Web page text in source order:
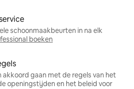
schoonmaakbeurten in na elk
boeken
akkoord gaan met de regels van het
openingstijden en het beleid voor